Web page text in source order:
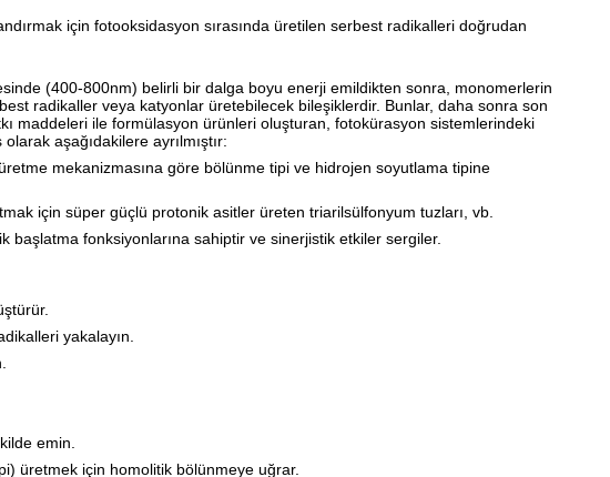
için fotooksidasyon sırasında üretilen serbest radikalleri doğrudan
(400-800nm) belirli bir dalga boyu enerji emildikten sonra, monomerlerin
radikaller veya katyonlar üretebilecek bileşiklerdir. Bunlar, daha sonra son
maddeleri ile formülasyon ürünleri oluşturan, fotokürasyon sistemlerindeki
aşağıdakilere ayrılmıştır:
mekanizmasına göre bölünme tipi ve hidrojen soyutlama tipine
için süper güçlü protonik asitler üreten triarilsülfonyum tuzları, vb.
fonksiyonlarına sahiptir ve sinerjistik etkiler sergiler.
yakalayın.
emin.
üretmek için homolitik bölünmeye uğrar.